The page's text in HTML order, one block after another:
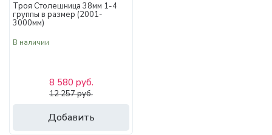
Троя Столешница 38мм 1-4
группы в размер (2001-
3000мм)
В наличии
Добавить
8 580 руб.
12 257 руб.